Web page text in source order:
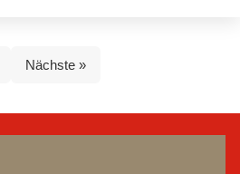
Nächste »